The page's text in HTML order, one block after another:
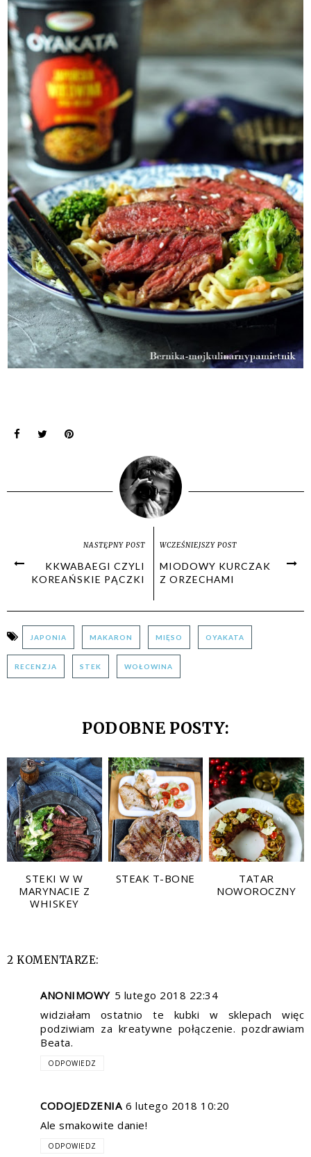
NASTĘPNY POST
KKWABAEGI CZYLI
KOREAŃSKIE PĄCZKI
WCZEŚNIEJSZY POST
MIODOWY KURCZAK
Z ORZECHAMI
JAPONIA MAKARON MIĘSO OYAKATA
RECENZJA STEK WOŁOWINA
PODOBNE POSTY:
STEKI W W
MARYNACIE Z
WHISKEY
STEAK T-BONE
TATAR
NOWOROCZNY
2 KOMENTARZE:
ANONIMOWY 5 lutego 2018 22:34
widziałam ostatnio te kubki w sklepach więc
podziwiam za kreatywne połączenie. pozdrawiam
Beata.
ODPOWIEDZ
CODOJEDZENIA 6 lutego 2018 10:20
Ale smakowite danie!
ODPOWIEDZ